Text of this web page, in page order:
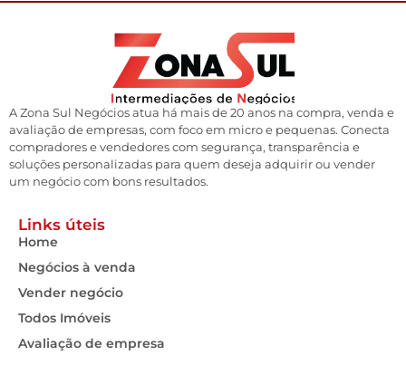
A Zona Sul Negócios atua há mais de 20 anos na compra, venda e
avaliação de empresas, com foco em micro e pequenas. Conecta
compradores e vendedores com segurança, transparência e
soluções personalizadas para quem deseja adquirir ou vender
um negócio com bons resultados.
Links úteis
Home
Negócios à venda
Vender negócio
Todos Imóveis
Avaliação de empresa